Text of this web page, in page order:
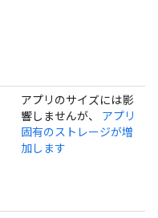
アプリのサイズには影
響しませんが、 アプリ
固有のストレージが増
加します